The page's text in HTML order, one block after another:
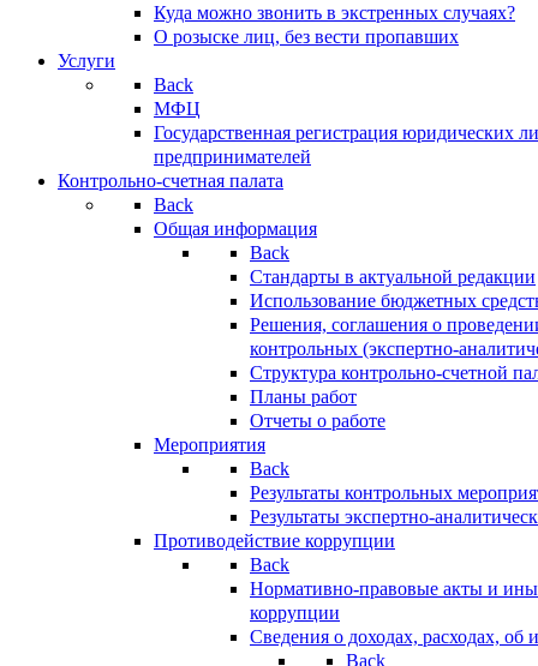
Куда можно звонить в экстренных случаях?
О розыске лиц, без вести пропавших
Услуги
Back
МФЦ
Государственная регистрация юридических
предпринимателей
Контрольно-счетная палата
Back
Общая информация
Back
Стандарты в актуальной редакции
Использование бюджетных
Решения, соглашения о
контрольных (экспертно-
Структура контрольно-счетной
Планы работ
Отчеты о работе
Мероприятия
Back
Результаты контрольных
Результаты экспертно-
Противодействие коррупции
Back
Нормативно-правовые акты и
коррупции
Сведения о доходах, расходах, об
Back